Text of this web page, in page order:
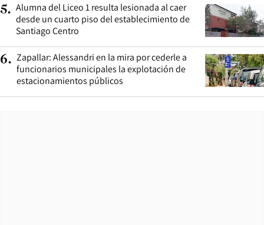
5. Alumna del Liceo 1 resulta lesionada al caer
desde un cuarto piso del establecimiento de
Santiago Centro
6. Zapallar: Alessandri en la mira por cederle a
funcionarios municipales la explotación de
estacionamientos públicos